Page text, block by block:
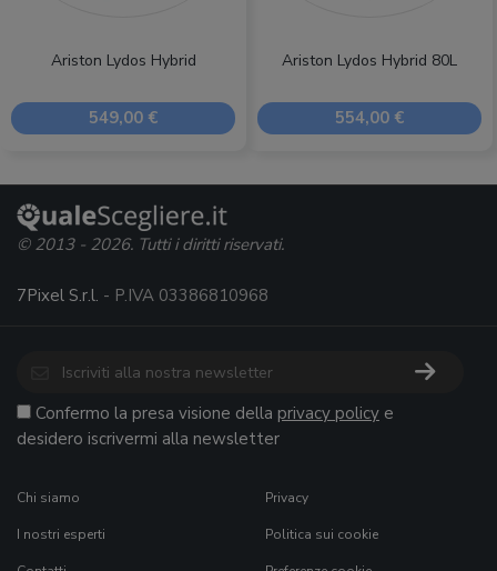
Ariston Lydos Hybrid
549,00 €
Ariston Lydos Hybrid 80L
554,00 €
© 2013 - 2026. Tutti i diritti riservati.
7Pixel S.r.l. - P.IVA 03386810968
Confermo la presa visione della privacy policy e
desidero iscrivermi alla newsletter
Chi siamo
I nostri esperti
Privacy
Politica sui cookie